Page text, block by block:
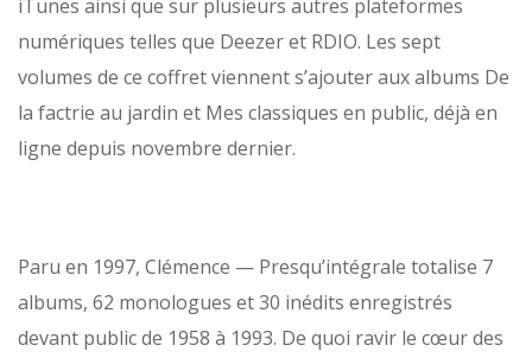
iTunes ainsi que sur plusieurs autres plateformes
numériques telles que Deezer et RDIO. Les sept
volumes de ce coffret viennent s’ajouter aux albums De
la factrie au jardin et Mes classiques en public, déjà en
ligne depuis novembre dernier.
Paru en 1997, Clémence — Presqu’intégrale totalise 7
albums, 62 monologues et 30 inédits enregistrés
devant public de 1958 à 1993. De quoi ravir le cœur des